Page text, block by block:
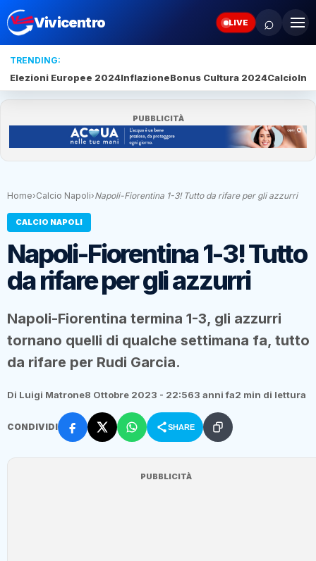
Vivicentro LIVE ⌕
TRENDING:
Elezioni Europee 2024InflazioneBonus Cultura 2024Calcio
PUBBLICITÀ
Home›Calcio Napoli›Napoli-Fiorentina 1-3! Tutto da rifare per gli azzurri
CALCIO NAPOLI
Napoli-Fiorentina 1-3! Tutto
da rifare per gli azzurri
Napoli-Fiorentina termina 1-3, gli azzurri
tornano quelli di qualche settimana fa, tutto
da rifare per Rudi Garcia.
Di Luigi Matrone8 Ottobre 2023 - 22:563 anni fa2 min di lettura
CONDIVIDI SHARE
PUBBLICITÀ